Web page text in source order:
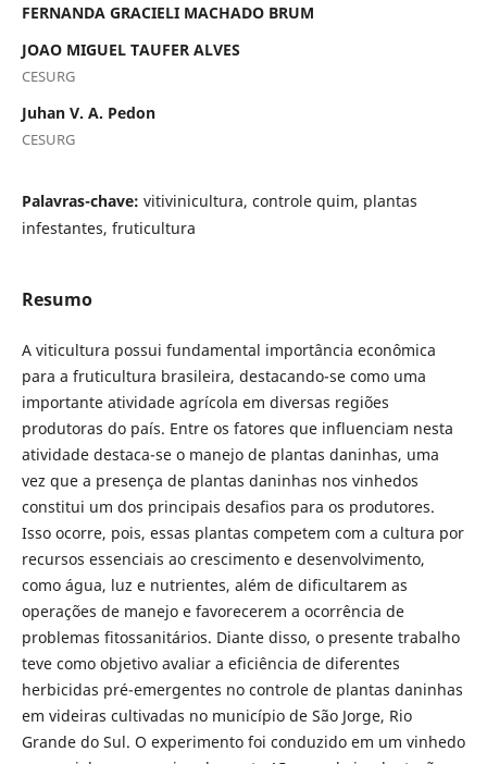
FERNANDA GRACIELI MACHADO BRUM
JOAO MIGUEL TAUFER ALVES
CESURG
Juhan V. A. Pedon
CESURG
Palavras-chave: vitivinicultura, controle quim, plantas
infestantes, fruticultura
Resumo
A viticultura possui fundamental importância econômica
para a fruticultura brasileira, destacando-se como uma
importante atividade agrícola em diversas regiões
produtoras do país. Entre os fatores que influenciam nesta
atividade destaca-se o manejo de plantas daninhas, uma
vez que a presença de plantas daninhas nos vinhedos
constitui um dos principais desafios para os produtores.
Isso ocorre, pois, essas plantas competem com a cultura por
recursos essenciais ao crescimento e desenvolvimento,
como água, luz e nutrientes, além de dificultarem as
operações de manejo e favorecerem a ocorrência de
problemas fitossanitários. Diante disso, o presente trabalho
teve como objetivo avaliar a eficiência de diferentes
herbicidas pré-emergentes no controle de plantas daninhas
em videiras cultivadas no município de São Jorge, Rio
Grande do Sul. O experimento foi conduzido em um vinhedo